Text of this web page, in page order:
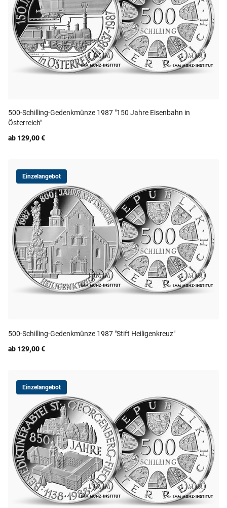
500-Schilling-Gedenkmünze 1987 "150 Jahre Eisenbahn in
Österreich"
ab 129,00 €
Einzelangebot
500-Schilling-Gedenkmünze 1987 "Stift Heiligenkreuz"
ab 129,00 €
Einzelangebot